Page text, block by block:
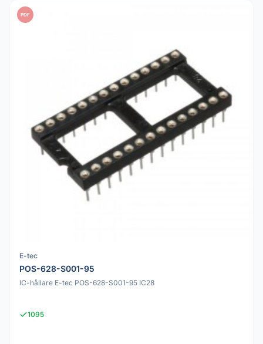
PDF
E-tec
POS-628-S001-95
IC-hållare E-tec POS-628-S001-95 IC28
1095